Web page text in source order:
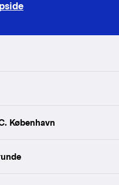
København